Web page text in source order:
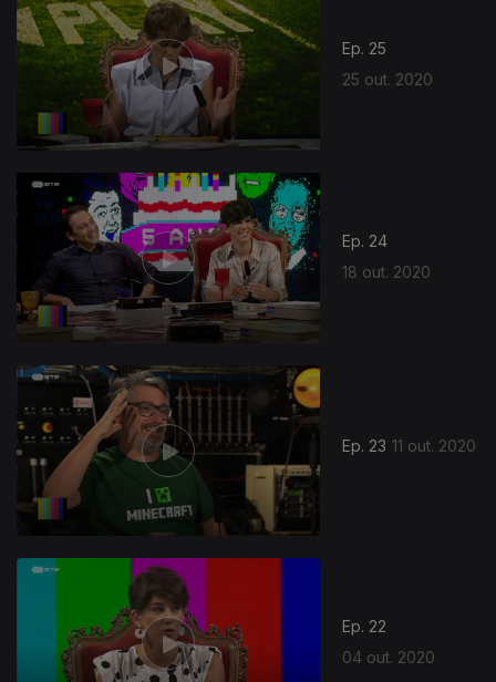
Ep. 25
25 out. 2020
Ep. 24
18 out. 2020
Ep. 23 11 out. 2020
498347
Ep. 22
04 out. 2020